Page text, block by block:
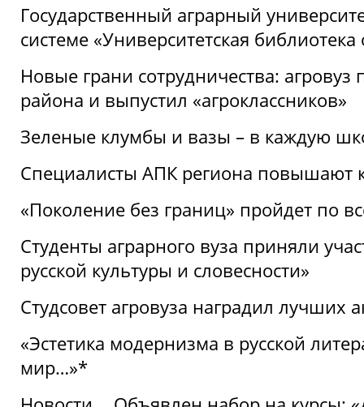
Государственный аграрный
системе «Университетская
Новые грани сотрудничества:
района и выпустил «агроклассников»
Зеленые клумбы и вазы – в каждую
Специалисты АПК региона повышают
«Поколение без границ» пройдет по
Студенты аграрного вуза приняли
русской культуры и словесности»
Студсовет агровуза наградил лучших
«Эстетика модернизма в русской
мир…»*